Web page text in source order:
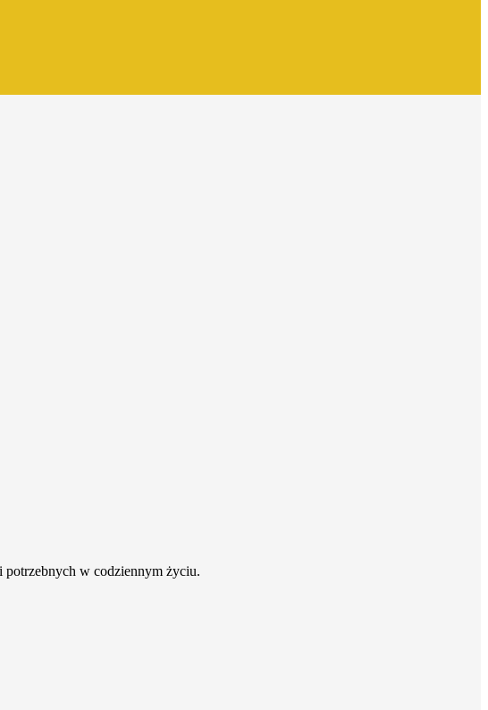
w codziennym życiu.